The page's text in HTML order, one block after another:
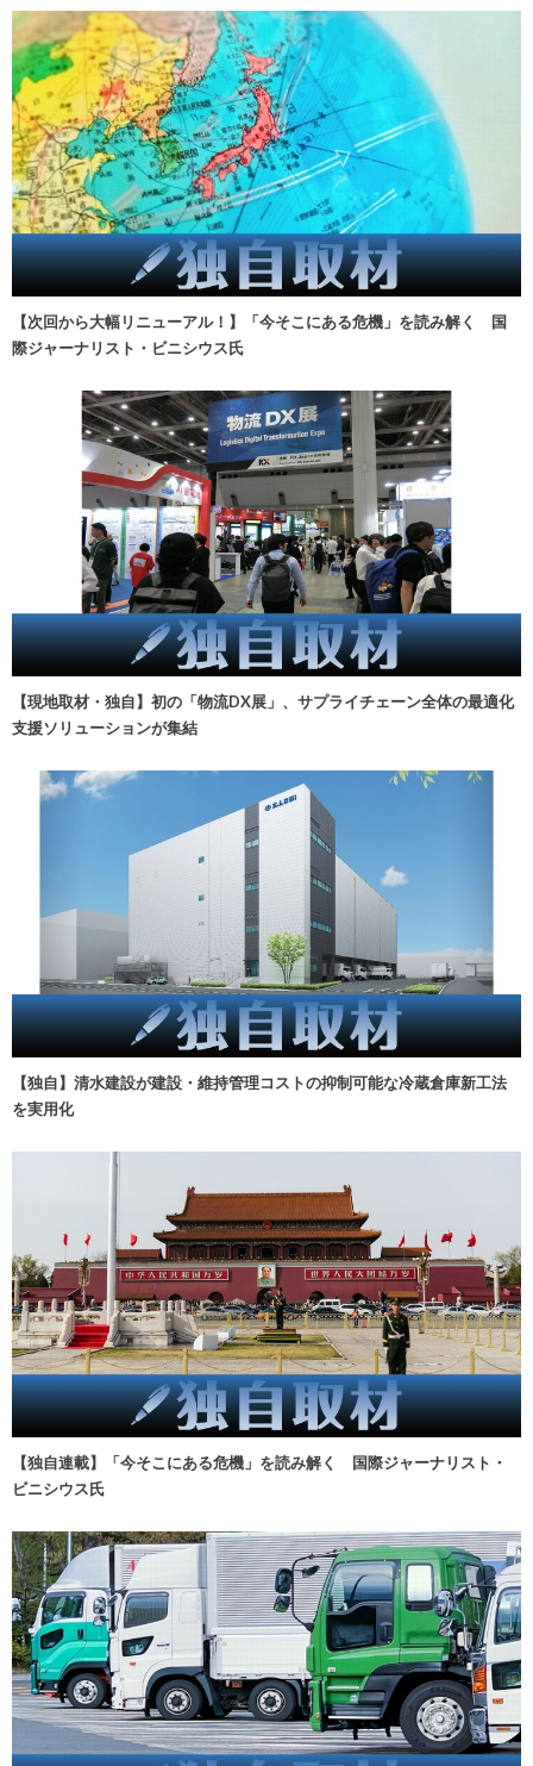
【次回から大幅リニューアル！】「今そこにある危機」を読み解く 国
際ジャーナリスト・ビニシウス氏
【現地取材・独自】初の「物流DX展」、サプライチェーン全体の最適化
支援ソリューションが集結
【独自】清水建設が建設・維持管理コストの抑制可能な冷蔵倉庫新工法
を実用化
【独自連載】「今そこにある危機」を読み解く 国際ジャーナリスト・
ビニシウス氏